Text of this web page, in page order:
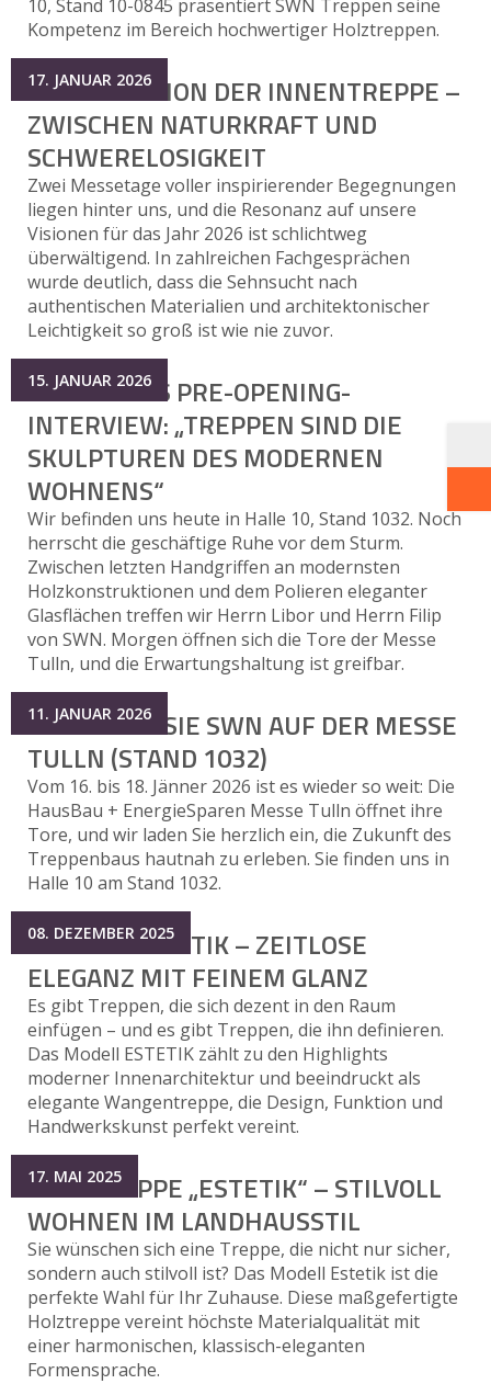
10, Stand 10-0845 präsentiert SWN Treppen seine
Kompetenz im Bereich hochwertiger Holztreppen.
17. JANUAR 2026
DIE EVOLUTION DER INNENTREPPE –
ZWISCHEN NATURKRAFT UND
SCHWERELOSIGKEIT
Zwei Messetage voller inspirierender Begegnungen
liegen hinter uns, und die Resonanz auf unsere
Visionen für das Jahr 2026 ist schlichtweg
überwältigend. In zahlreichen Fachgesprächen
wurde deutlich, dass die Sehnsucht nach
authentischen Materialien und architektonischer
Leichtigkeit so groß ist wie nie zuvor.
15. JANUAR 2026
EXKLUSIVES PRE-OPENING-
INTERVIEW: „TREPPEN SIND DIE
SKULPTUREN DES MODERNEN
WOHNENS“
Wir befinden uns heute in Halle 10, Stand 1032. Noch
herrscht die geschäftige Ruhe vor dem Sturm.
Zwischen letzten Handgriffen an modernsten
Holzkonstruktionen und dem Polieren eleganter
Glasflächen treffen wir Herrn Libor und Herrn Filip
von SWN. Morgen öffnen sich die Tore der Messe
Tulln, und die Erwartungshaltung ist greifbar.
11. JANUAR 2026
BESUCHEN SIE SWN AUF DER MESSE
TULLN (STAND 1032)
Vom 16. bis 18. Jänner 2026 ist es wieder so weit: Die
HausBau + EnergieSparen Messe Tulln öffnet ihre
Tore, und wir laden Sie herzlich ein, die Zukunft des
Treppenbaus hautnah zu erleben. Sie finden uns in
Halle 10 am Stand 1032.
08. DEZEMBER 2025
MODELL ESTETIK – ZEITLOSE
ELEGANZ MIT FEINEM GLANZ
Es gibt Treppen, die sich dezent in den Raum
einfügen – und es gibt Treppen, die ihn definieren.
Das Modell ESTETIK zählt zu den Highlights
moderner Innenarchitektur und beeindruckt als
elegante Wangentreppe, die Design, Funktion und
Handwerkskunst perfekt vereint.
17. MAI 2025
HOLZTREPPE „ESTETIK“ – STILVOLL
WOHNEN IM LANDHAUSSTIL
Sie wünschen sich eine Treppe, die nicht nur sicher,
sondern auch stilvoll ist? Das Modell Estetik ist die
perfekte Wahl für Ihr Zuhause. Diese maßgefertigte
Holztreppe vereint höchste Materialqualität mit
einer harmonischen, klassisch-eleganten
Formensprache.